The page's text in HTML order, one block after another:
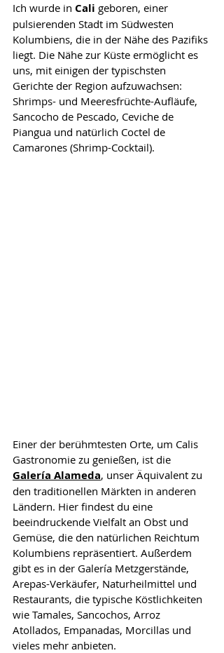
Ich wurde in Cali geboren, einer
pulsierenden Stadt im Südwesten
Kolumbiens, die in der Nähe des Pazifiks
liegt. Die Nähe zur Küste ermöglicht es
uns, mit einigen der typischsten
Gerichte der Region aufzuwachsen:
Shrimps- und Meeresfrüchte-Aufläufe,
Sancocho de Pescado, Ceviche de
Piangua und natürlich Coctel de
Camarones (Shrimp-Cocktail).
Einer der berühmtesten Orte, um Calis
Gastronomie zu genießen, ist die
Galería Alameda, unser Äquivalent zu
den traditionellen Märkten in anderen
Ländern. Hier findest du eine
beeindruckende Vielfalt an Obst und
Gemüse, die den natürlichen Reichtum
Kolumbiens repräsentiert. Außerdem
gibt es in der Galería Metzgerstände,
Arepas-Verkäufer, Naturheilmittel und
Restaurants, die typische Köstlichkeiten
wie Tamales, Sancochos, Arroz
Atollados, Empanadas, Morcillas und
vieles mehr anbieten.